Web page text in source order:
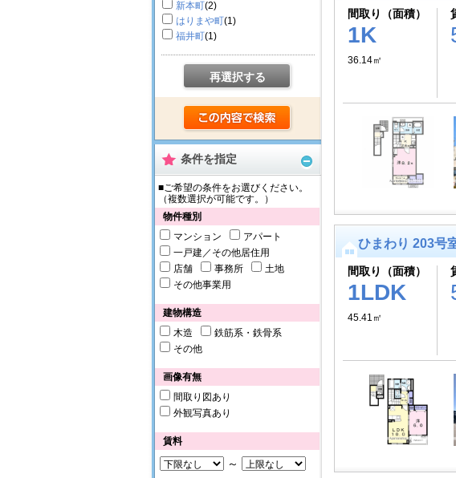
新本町(2)
はりまや町(1)
福井町(1)
再選択する
条件を指定
■ご希望の条件をお選びください。
（複数選択が可能です。）
物件種別
マンション
アパート
一戸建／その他居住用
店舗
事務所
土地
その他事業用
建物構造
木造
鉄筋系・鉄骨系
その他
画像有無
間取り図あり
外観写真あり
賃料
～
間取り（面積）
1K
36.14㎡
ひまわり 203号
間取り（面積）
1LDK
45.41㎡